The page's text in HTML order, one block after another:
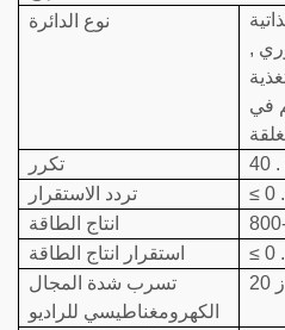
نوع الدائرة
,
في
تكرر
تردد الاستقرار
. 1٪
انتاج الطاقة
استقرار انتاج الطاقة
. 1٪
تسرب شدة المجال
الكهرومغناطيسي للراديو